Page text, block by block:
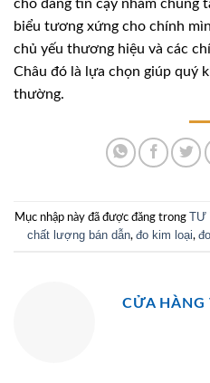
chỗ đáng tin cậy nhằm chúng
biểu tương xứng cho chính
chủ yếu thương hiệu và các
Châu đó là lựa chọn giúp quý
thường.
Mục nhập này đã được đăng trong TƯ
chất lượng bán dẫn, đo kim loại,
CỬA HÀNG